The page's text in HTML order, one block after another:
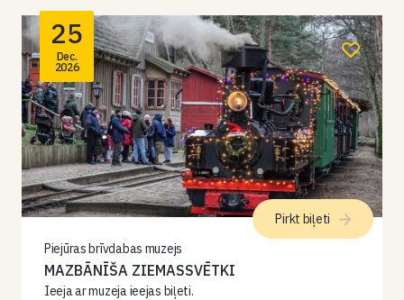
25
Dec.
2026
Piejūras brīvdabas muzejs
MAZBĀNĪŠA ZIEMASSVĒTKI
Ieeja ar muzeja ieejas biļeti.
Pirkt biļeti